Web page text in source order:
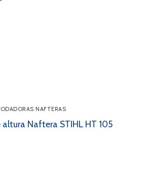
NAFTERAS
altura Naftera STIHL HT 105